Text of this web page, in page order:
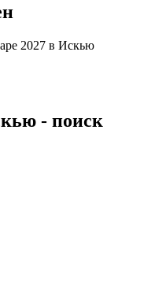
2027 в Искью
- поиск